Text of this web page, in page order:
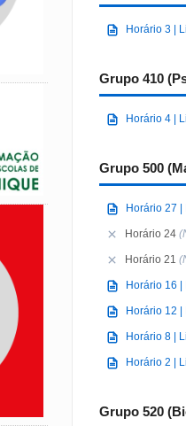
Horário 3 |
Grupo 410
Horário 4 |
Grupo 500
Horário 27
Horário 24
Horário 21
Horário 16
Horário 12
Horário 8 |
Horário 2 |
Grupo 520